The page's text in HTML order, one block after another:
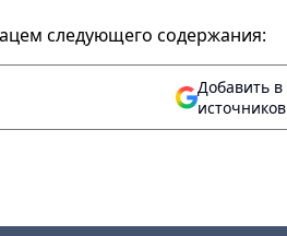
следующего содержания:
Добавить